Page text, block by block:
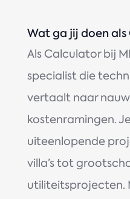
Wat ga jij doen
Als Calculator bij
specialist die
vertaalt naar
kostenramingen.
uiteenlopende
villa’s tot
utiliteitsprojecten.